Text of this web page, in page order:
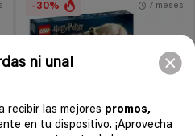
ni una!
recibir las mejores promos,
en tu dispositivo. ¡Aprovecha
-30% 7 meses